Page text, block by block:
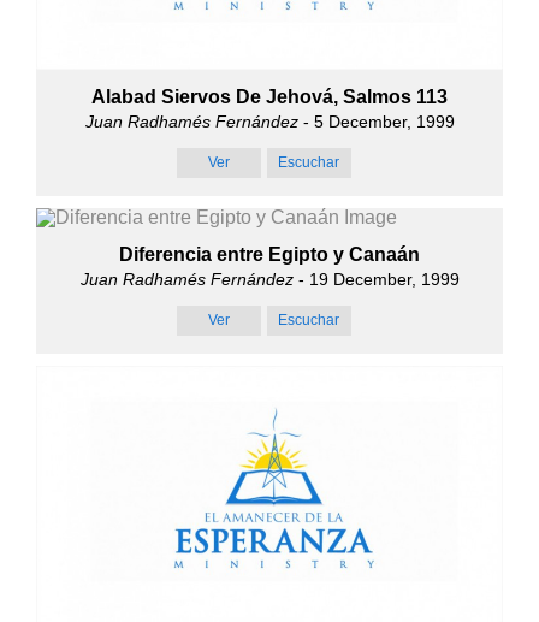
Alabad Siervos De Jehová, Salmos 113
Juan Radhamés Fernández- 5 December, 1999
Ver Escuchar
Diferencia entre Egipto y Canaán
Juan Radhamés Fernández- 19 December, 1999
Ver Escuchar